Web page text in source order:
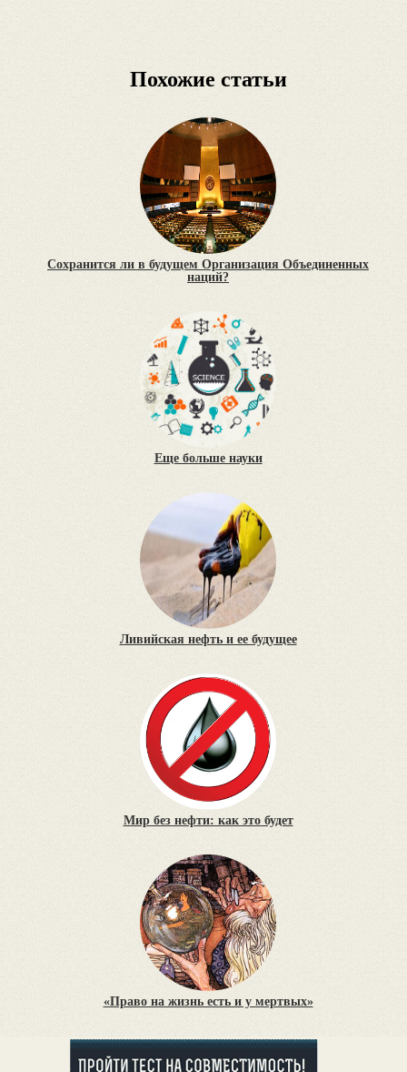
Похожие статьи
Сохранится ли в будущем Организация Объединенных
наций?
Еще больше науки
Ливийская нефть и ее будущее
Мир без нефти: как это будет
«Право на жизнь есть и у мертвых»